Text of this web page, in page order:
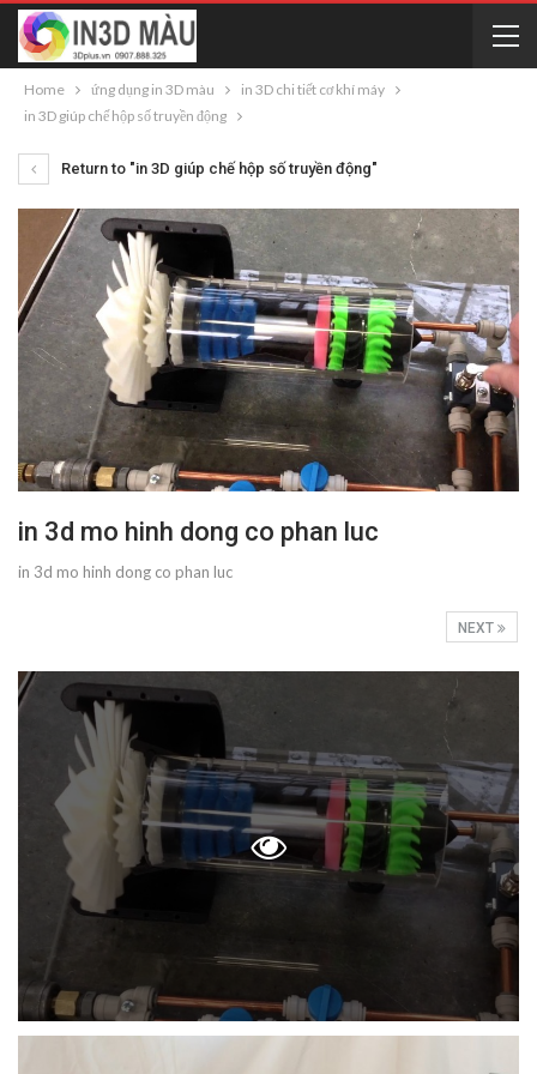
Home ứng dụng in 3D màu
in 3D chi tiết cơ khí máy
in 3D giúp chế hộp số truyền động
Return to "in 3D giúp chế hộp số truyền động"
in 3d mo hinh dong co phan luc
in 3d mo hinh dong co phan luc
NEXT